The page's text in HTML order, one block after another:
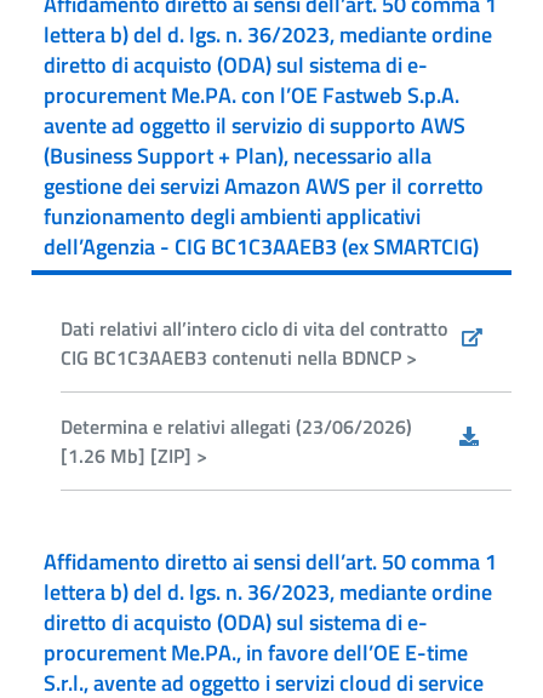
lettera b) del d. lgs. n. 36/2023, mediante ordine
diretto di acquisto (ODA) sul sistema di e-
procurement Me.PA. con l’OE Fastweb S.p.A.
avente ad oggetto il servizio di supporto AWS
(Business Support + Plan), necessario alla
gestione dei servizi Amazon AWS per il corretto
funzionamento degli ambienti applicativi
dell’Agenzia - CIG BC1C3AAEB3 (ex SMARTCIG)
Dati relativi all’intero ciclo di vita del contratto
CIG BC1C3AAEB3 contenuti nella BDNCP >
Determina e relativi allegati (23/06/2026)
[1.26 Mb] [ZIP] >
Affidamento diretto ai sensi dell’art. 50 comma 1
lettera b) del d. lgs. n. 36/2023, mediante ordine
diretto di acquisto (ODA) sul sistema di e-
procurement Me.PA., in favore dell’OE E-time
S.r.l., avente ad oggetto i servizi cloud di service